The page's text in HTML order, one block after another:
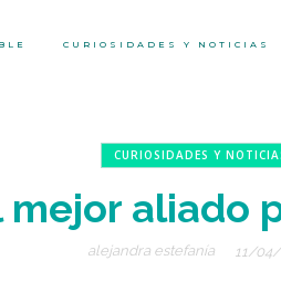
CURIOSIDADES Y NOTICIAS
CURIOSIDADES Y
mejor aliado
alejandra estefanía 11/